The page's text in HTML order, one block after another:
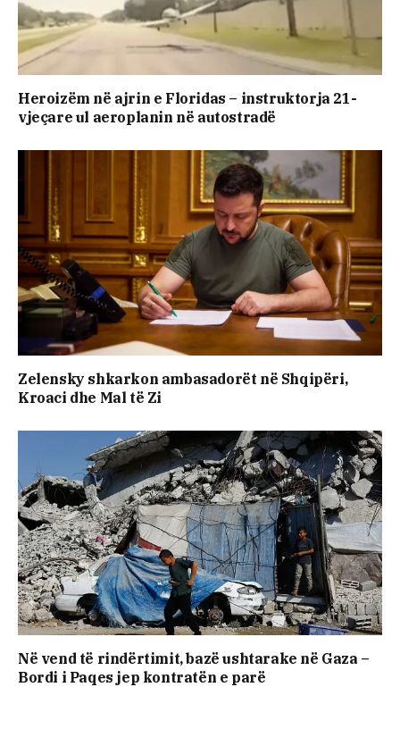
Heroizëm në ajrin e Floridas – instruktorja 21-
vjeçare ul aeroplanin në autostradë
Zelensky shkarkon ambasadorët në Shqipëri,
Kroaci dhe Mal të Zi
Në vend të rindërtimit, bazë ushtarake në Gaza –
Bordi i Paqes jep kontratën e parë